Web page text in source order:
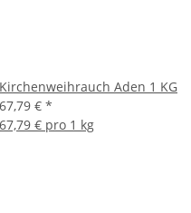
Kirchenweihrauch Aden 1 KG
67,79 € *
67,79 € pro 1 kg